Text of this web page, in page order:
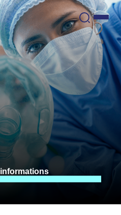
informations